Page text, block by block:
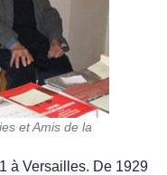
et Amis de la
à Versailles. De 1929